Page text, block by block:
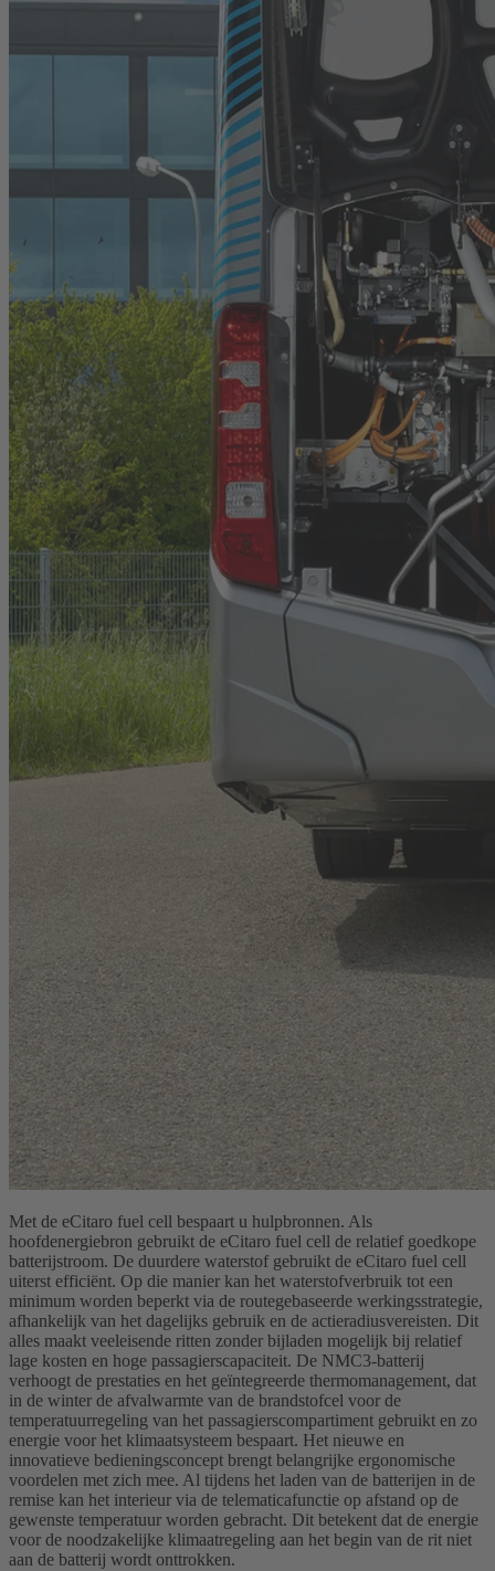
Met de eCitaro fuel cell bespaart u hulpbronnen. Als
hoofdenergiebron gebruikt de eCitaro fuel cell de relatief goedkope
batterijstroom. De duurdere waterstof gebruikt de eCitaro fuel cell
uiterst efficiënt. Op die manier kan het waterstofverbruik tot een
minimum worden beperkt via de routegebaseerde werkingsstrategie,
afhankelijk van het dagelijks gebruik en de actieradiusvereisten. Dit
alles maakt veeleisende ritten zonder bijladen mogelijk bij relatief
lage kosten en hoge passagierscapaciteit. De NMC3-batterij
verhoogt de prestaties en het geïntegreerde thermomanagement, dat
in de winter de afvalwarmte van de brandstofcel voor de
temperatuurregeling van het passagierscompartiment gebruikt en zo
energie voor het klimaatsysteem bespaart. Het nieuwe en
innovatieve bedieningsconcept brengt belangrijke ergonomische
voordelen met zich mee. Al tijdens het laden van de batterijen in de
remise kan het interieur via de telematicafunctie op afstand op de
gewenste temperatuur worden gebracht. Dit betekent dat de energie
voor de noodzakelijke klimaatregeling aan het begin van de rit niet
aan de batterij wordt onttrokken.